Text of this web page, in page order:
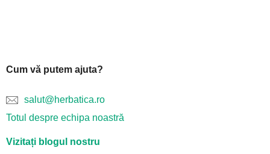
Cum vă putem ajuta?
salut@herbatica.ro
Totul despre echipa noastră
Vizitați blogul nostru